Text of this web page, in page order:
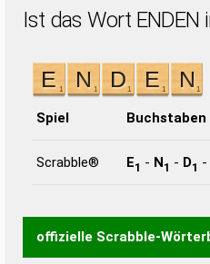
Ist das Wort ENDEN
Spiel Buchstaben
Scrabble® E1 - N1 - D1 -
offizielle Scrabble-